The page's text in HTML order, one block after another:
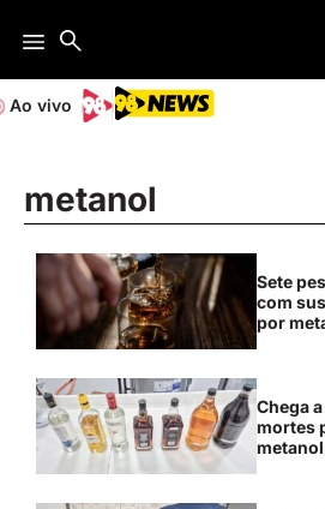
Ao vivo
metanol
Sete
com
por
Chega
mortes